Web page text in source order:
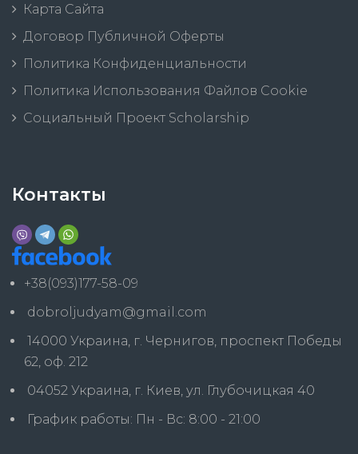
Карта Сайта
Договор Публичной Оферты
Политика Конфиденциальности
Политика Использования Файлов Cookie
Социальный Проект Scholarship
Контакты
+38(093)177-58-09
dobroljudyam@gmail.com
14000 Украина, г. Чернигов, проспект Победы
62, оф. 212
04052 Украина, г. Киев, ул. Глубочицкая 40
График работы: Пн - Вс: 8:00 - 21:00